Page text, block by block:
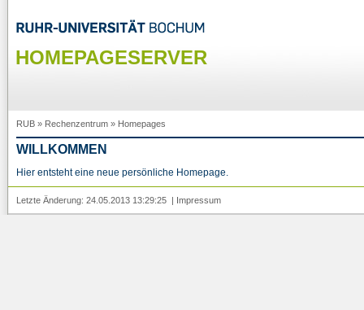
HOMEPAGESERVER
RUB » Rechenzentrum » Homepages
WILLKOMMEN
Hier entsteht eine neue persönliche Homepage.
Letzte Änderung: 24.05.2013 13:29:25 | Impressum